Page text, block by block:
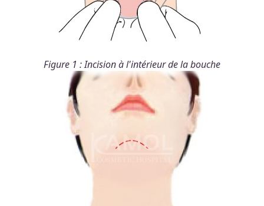
Figure 1 : Incision à l'intérieur de la bouche